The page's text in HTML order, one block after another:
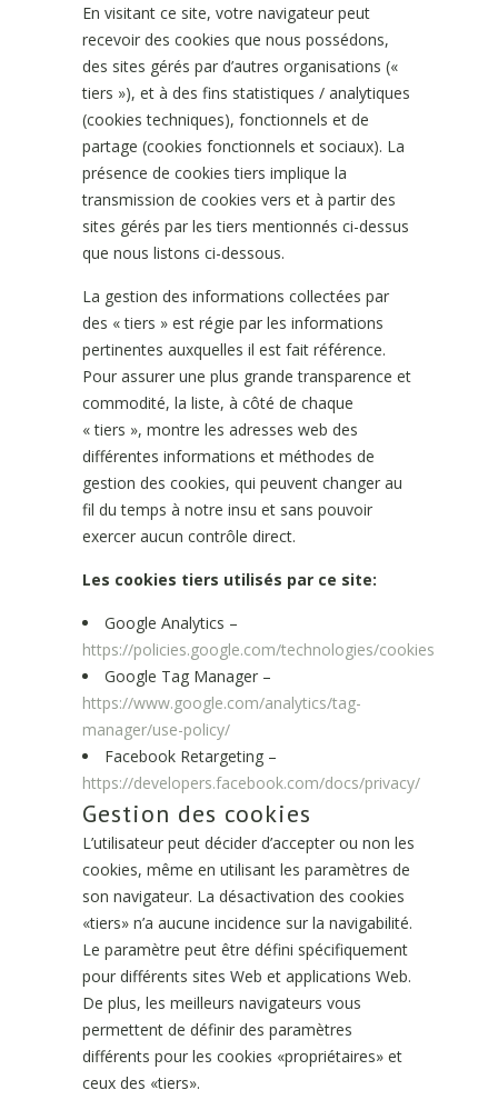
En visitant ce site, votre navigateur peut
recevoir des cookies que nous possédons,
des sites gérés par d’autres organisations («
tiers »), et à des fins statistiques / analytiques
(cookies techniques), fonctionnels et de
partage (cookies fonctionnels et sociaux). La
présence de cookies tiers implique la
transmission de cookies vers et à partir des
sites gérés par les tiers mentionnés ci-dessus
que nous listons ci-dessous.
La gestion des informations collectées par
des « tiers » est régie par les informations
pertinentes auxquelles il est fait référence.
Pour assurer une plus grande transparence et
commodité, la liste, à côté de chaque
« tiers », montre les adresses web des
différentes informations et méthodes de
gestion des cookies, qui peuvent changer au
fil du temps à notre insu et sans pouvoir
exercer aucun contrôle direct.
Les cookies tiers utilisés par ce site:
Google Analytics –
https://policies.google.com/technologies/cookies
Google Tag Manager –
https://www.google.com/analytics/tag-
manager/use-policy/
Facebook Retargeting –
https://developers.facebook.com/docs/privacy/
Gestion des cookies
L’utilisateur peut décider d’accepter ou non les
cookies, même en utilisant les paramètres de
son navigateur. La désactivation des cookies
«tiers» n’a aucune incidence sur la navigabilité.
Le paramètre peut être défini spécifiquement
pour différents sites Web et applications Web.
De plus, les meilleurs navigateurs vous
permettent de définir des paramètres
différents pour les cookies «propriétaires» et
ceux des «tiers».